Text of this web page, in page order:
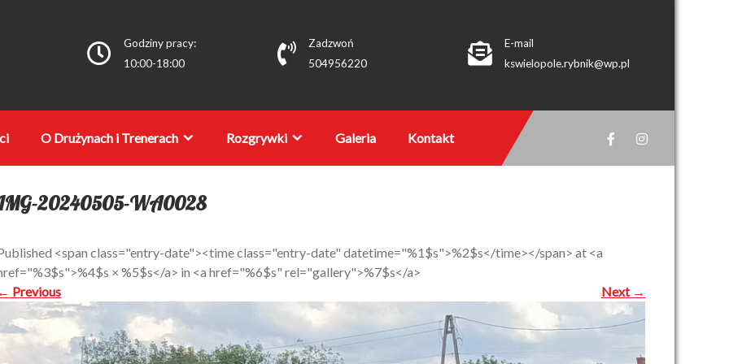
Godziny pracy:
10:00-18:00
Zadzwoń
504956220
E-mail
kswielopole.rybnik@wp.pl
O Drużynach i Trenerach Rozgrywki Galeria Kontakt
20240505-WA0028
<span class="entry-date"><time class="entry-date" datetime="%1$s">%2$s</time></span> at <a
× %5$s</a> in <a href="%6$s" rel="gallery">%7$s</a>
← Previous Next →